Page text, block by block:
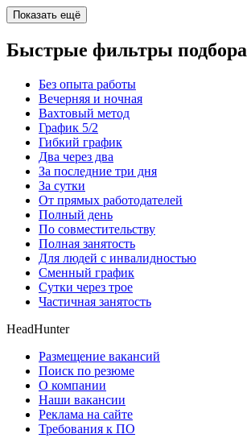
Показать ещё
Быстрые фильтры
Без опыта работы
Вечерняя и ночная
Вахтовый метод
График 5/2
Гибкий график
Два через два
За последние три дня
За сутки
От прямых работодателей
Полный день
По совместительству
Полная занятость
Для людей с инвалидностью
Сменный график
Сутки через трое
Частичная занятость
HeadHunter
Размещение вакансий
Поиск по резюме
О компании
Наши вакансии
Реклама на сайте
Требования к ПО